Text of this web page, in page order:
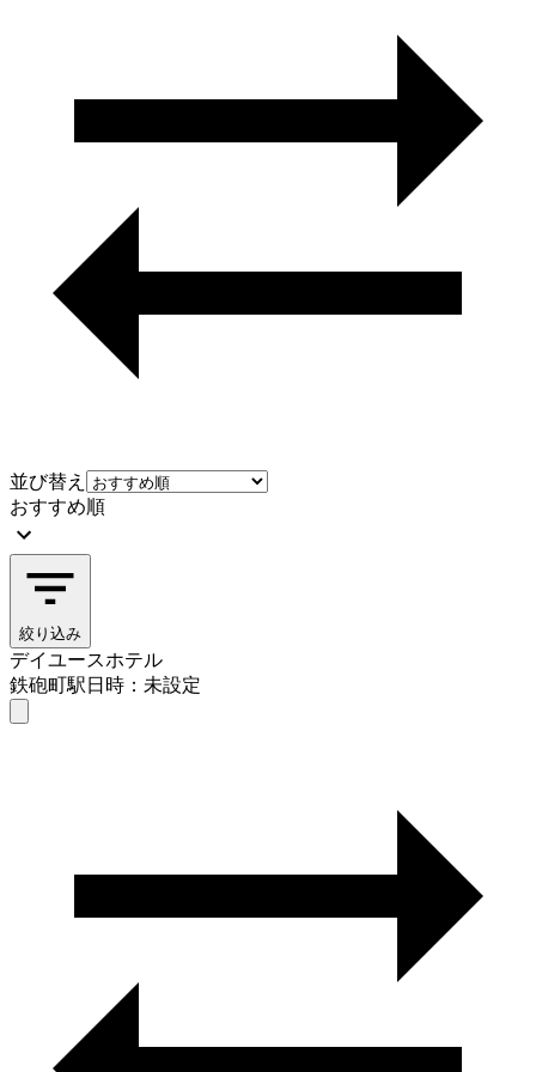
並び替え
おすすめ順
絞り込み
デイユースホテル
鉄砲町駅日時：未設定